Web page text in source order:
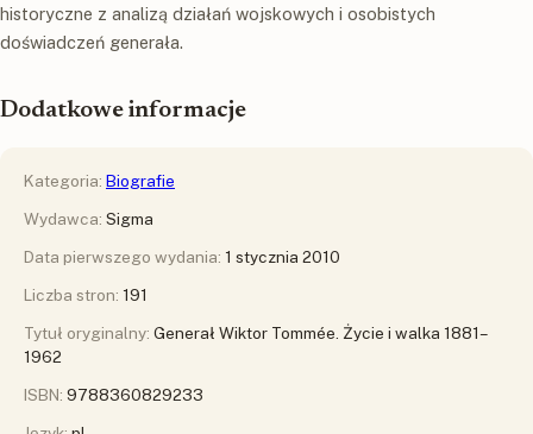
historyczne z analizą działań wojskowych i osobistych
doświadczeń generała.
Dodatkowe informacje
Kategoria: Biografie
Wydawca: Sigma
Data pierwszego wydania: 1 stycznia 2010
Liczba stron: 191
Tytuł oryginalny: Generał Wiktor Tommée. Życie i walka 1881–
1962
ISBN: 9788360829233